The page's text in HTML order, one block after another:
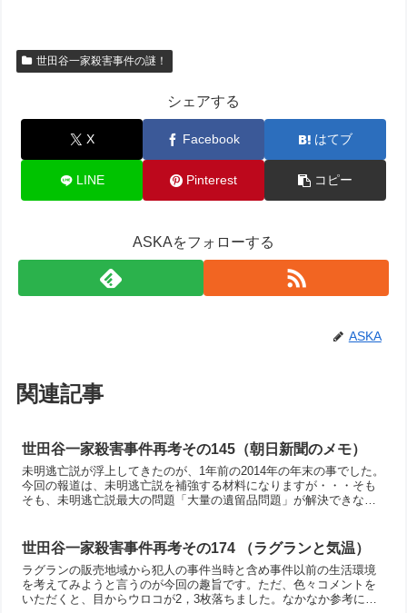
世田谷一家殺害事件の謎！
シェアする
X Facebook はてブ
LINE Pinterest コピー
ASKAをフォローする
ASKA
関連記事
世田谷一家殺害事件再考その145（朝日新聞のメモ）
未明逃亡説が浮上してきたのが、1年前の2014年の年末の事でした。
今回の報道は、未明逃亡説を補強する材料になりますが・・・そも
そも、未明逃亡説最大の問題「大量の遺留品問題」が解決できない
すが、決め手がありません。
世田谷一家殺害事件再考その174 （ラグランと気温）
ラグランの販売地域から犯人の事件当時と含め事件以前の生活環境
を考えてみようと言うのが今回の趣旨です。ただ、色々コメントを
いただくと、目からウロコが2，3枚落ちました。なかなか参考にな